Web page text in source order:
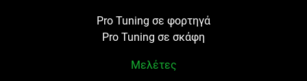
Pro Tuning σε φορτηγά
Pro Tuning σε σκάφη
Μελέτες